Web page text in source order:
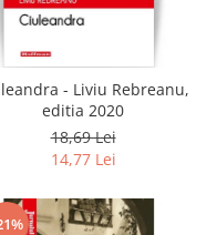
- Liviu Rebreanu,
editia 2020
18,69 Lei
14,77 Lei